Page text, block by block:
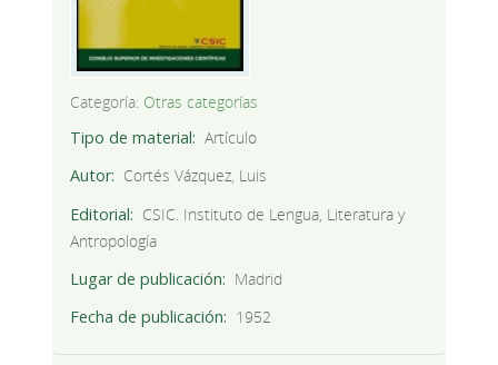
Categoría: Otras categorías
Tipo de material
Artículo
Autor
Cortés Vázquez, Luis
Editorial
CSIC. Instituto de Lengua, Literatura y
Antropología
Lugar de publicación
Madrid
Fecha de publicación
1952